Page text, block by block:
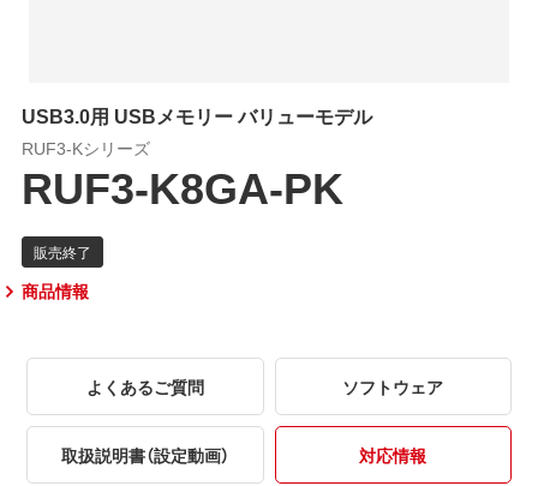
USB3.0用 USBメモリー バリューモデル
RUF3-Kシリーズ
RUF3-K8GA-PK
商品情報
よくあるご質問 ソフトウェア
取扱説明書（設定動画） 対応情報